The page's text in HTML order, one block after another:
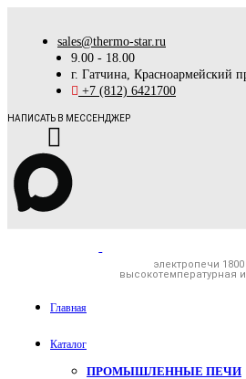
sales@thermo-star.ru
9.00 - 18.00
г. Гатчина, Красноармейский
+7 (812) 6421700
НАПИСАТЬ В МЕССЕНДЖЕР
электропечи
высокотемпературная
Главная
Каталог
ПРОМЫШЛЕННЫЕ ПЕЧИ